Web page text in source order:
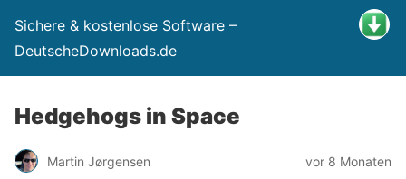
Sichere & kostenlose Software –
DeutscheDownloads.de
Hedgehogs in Space
Martin Jørgensen vor 8 Monaten